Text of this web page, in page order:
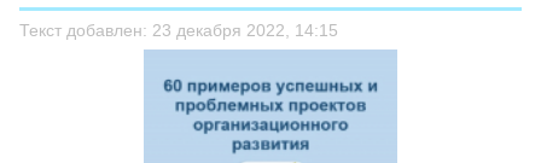
Текст добавлен: 23 декабря 2022, 14:15